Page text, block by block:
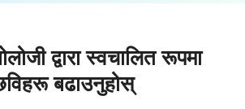
द्वारा स्वचालित रूपमा
बढाउनुहोस्